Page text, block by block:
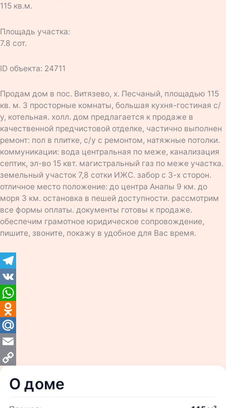
115 кв.м.
Площадь участка:
7.8 сот.
ID объекта: 24711
Продам дом в пос. Витязево, х. Песчаный, площадью 115
кв. м. 3 просторные комнаты, большая кухня-гостиная с/
у, котельная. холл. дом предлагается к продаже в
качественной предчистовой отделке, частично выполнен
ремонт: пол в плитке, с/у с ремонтом, натяжные потолки.
коммуникации: вода центральная по меже, канализация
септик, эл-во 15 квт. магистральный газ по меже участка.
земельный участок 7,8 сотки ИЖС. забор с 3-х сторон.
отличное место положение: до центра Анапы 9 км. до
моря 3 км. остановка в пешей доступности. рассмотрим
все формы оплаты. документы готовы к продаже.
обеспечим грамотное юридическое сопровождение,
пишите, звоните, покажу в удобное для Вас время.
Telegram
VK
WhatsApp
Odnoklassniki
Mail.Ru
Email
Copy
LinkО доме